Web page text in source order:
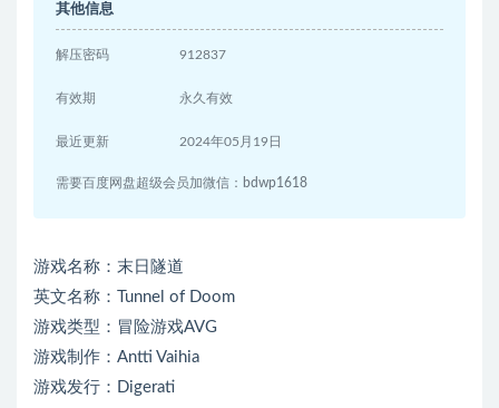
其他信息
解压密码 912837
有效期 永久有效
最近更新 2024年05月19日
需要百度网盘超级会员加微信：bdwp1618
游戏名称：末日隧道
英文名称：Tunnel of Doom
游戏类型：冒险游戏AVG
游戏制作：Antti Vaihia
游戏发行：Digerati